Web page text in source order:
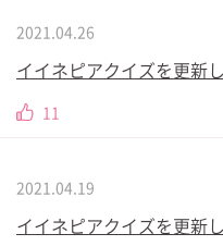
2021.04.26
イイネピアクイズを更新
11
2021.04.19
イイネピアクイズを更新